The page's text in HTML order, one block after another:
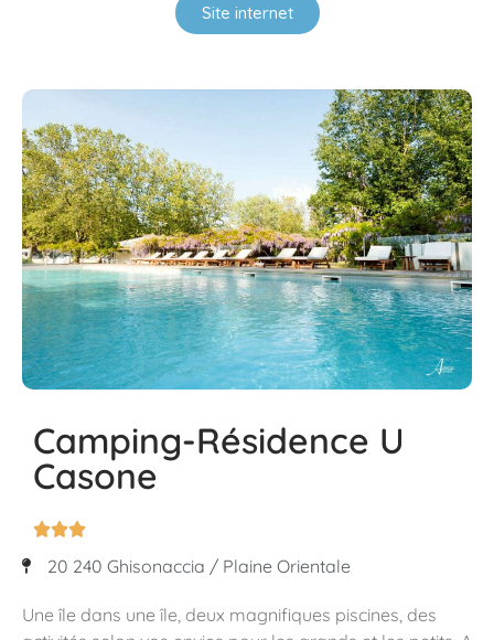
Site internet
Camping-Résidence U
Casone

20 240 Ghisonaccia / Plaine Orientale
Une île dans une île, deux magnifiques piscines, des